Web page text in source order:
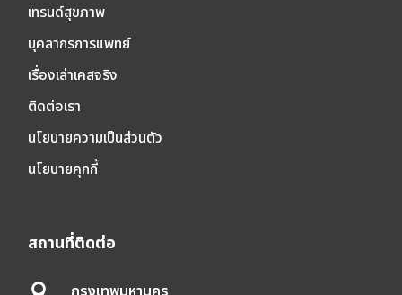
เทรนด์สุขภาพ
บุคลากรการแพทย์
เรื่องเล่าเคสจริง
ติดต่อเรา
นโยบายความเป็นส่วนตัว
นโยบายคุกกี้
สถานที่ติดต่อ